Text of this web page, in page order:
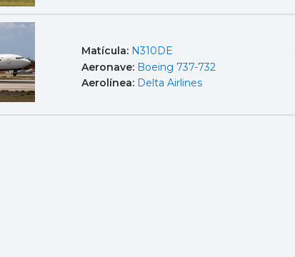
Matícula: N310DE
Aeronave: Boeing 737-732
Aerolínea: Delta Airlines